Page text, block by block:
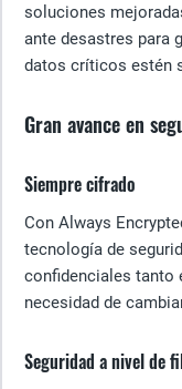
soluciones
ante desastres para
datos críticos estén
Gran avance en
Siempre cifrado
Con Always
tecnología de
confidenciales tanto
necesidad de
Seguridad a nivel de